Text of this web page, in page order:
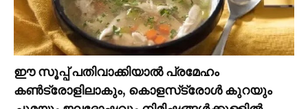
ഈ സൂപ്പ് പതിവാക്കിയാല്‍ പ്രമേഹം
കണ്‍ട്രോളിലാകും, കൊളസ്‌ട്രോള്‍ കുറയും